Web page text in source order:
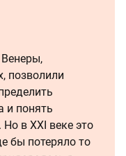
позволили
и понять
в XXI веке это
бы потеряло то